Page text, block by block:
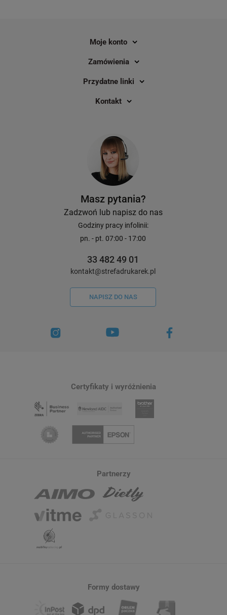
Drukarka etykiet Brother QL-
1110NWBc 300dpi / do 103,6mm / PC
/ Mac / BT / USB / Wi-Fi / Ethernet /
(MFI, AirPrint) / z 10 szt. rolek etykiet
+ uchwyt w zestawie
1 283,40 zł - 1 375,40 zł DO KOSZYKA
Ethernet / MFI /
Moje konto
Zamówienia
Przydatne linki
Kontakt
Masz pytania?
Zadzwoń lub napisz do nas
Godziny pracy infolinii:
pn. - pt. 07:00 - 17:00
33 482 49 01
kontakt@strefadrukarek.pl
NAPISZ DO NAS
Certyfikaty i wyróżnienia
Partnerzy
Formy dostawy